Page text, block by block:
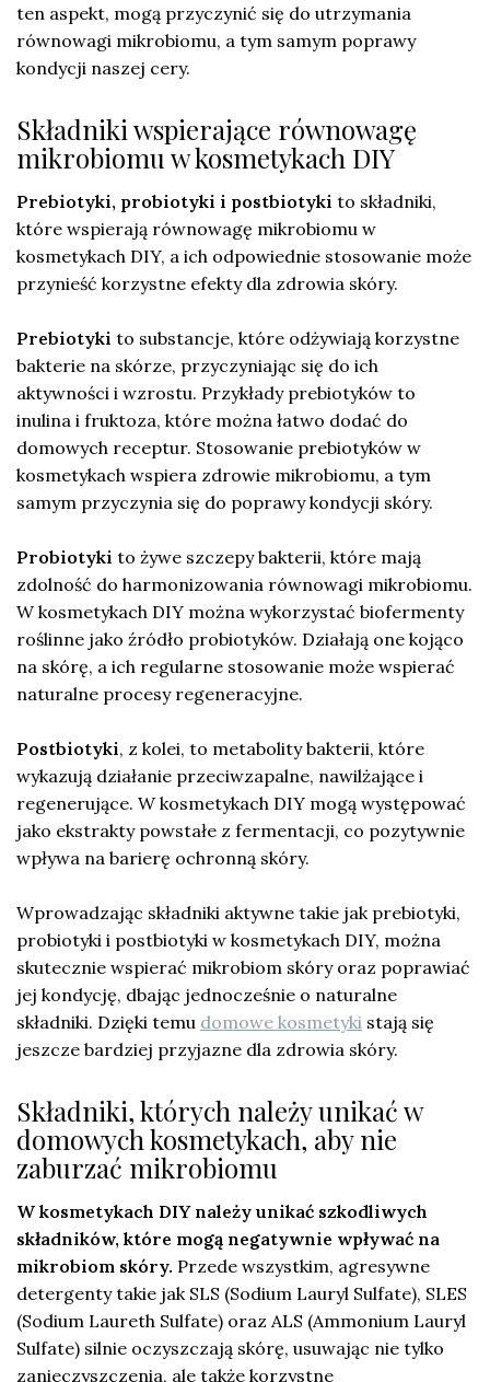
ten aspekt, mogą przyczynić się do utrzymania
równowagi mikrobiomu, a tym samym poprawy
kondycji naszej cery.
Składniki wspierające równowagę
mikrobiomu w kosmetykach DIY
Prebiotyki, probiotyki i postbiotyki to składniki,
które wspierają równowagę mikrobiomu w
kosmetykach DIY, a ich odpowiednie stosowanie może
przynieść korzystne efekty dla zdrowia skóry.
Prebiotyki to substancje, które odżywiają korzystne
bakterie na skórze, przyczyniając się do ich
aktywności i wzrostu. Przykłady prebiotyków to
inulina i fruktoza, które można łatwo dodać do
domowych receptur. Stosowanie prebiotyków w
kosmetykach wspiera zdrowie mikrobiomu, a tym
samym przyczynia się do poprawy kondycji skóry.
Probiotyki to żywe szczepy bakterii, które mają
zdolność do harmonizowania równowagi mikrobiomu.
W kosmetykach DIY można wykorzystać biofermenty
roślinne jako źródło probiotyków. Działają one kojąco
na skórę, a ich regularne stosowanie może wspierać
naturalne procesy regeneracyjne.
Postbiotyki, z kolei, to metabolity bakterii, które
wykazują działanie przeciwzapalne, nawilżające i
regenerujące. W kosmetykach DIY mogą występować
jako ekstrakty powstałe z fermentacji, co pozytywnie
wpływa na barierę ochronną skóry.
Wprowadzając składniki aktywne takie jak prebiotyki,
probiotyki i postbiotyki w kosmetykach DIY, można
skutecznie wspierać mikrobiom skóry oraz poprawiać
jej kondycję, dbając jednocześnie o naturalne
składniki. Dzięki temu domowe kosmetyki stają się
jeszcze bardziej przyjazne dla zdrowia skóry.
Składniki, których należy unikać w
domowych kosmetykach, aby nie
zaburzać mikrobiomu
W kosmetykach DIY należy unikać szkodliwych
składników, które mogą negatywnie wpływać na
mikrobiom skóry. Przede wszystkim, agresywne
detergenty takie jak SLS (Sodium Lauryl Sulfate), SLES
(Sodium Laureth Sulfate) oraz ALS (Ammonium Lauryl
Sulfate) silnie oczyszczają skórę, usuwając nie tylko
zanieczyszczenia, ale także korzystne